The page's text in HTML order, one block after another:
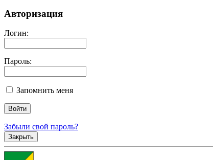
Авторизация
Логин:
Пароль:
Запомнить меня
Забыли свой пароль?
Закрыть